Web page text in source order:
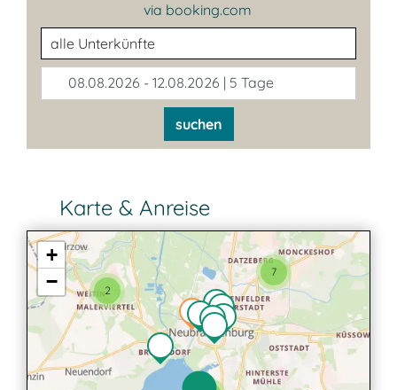
via booking.com
Unterkunftsart
08.08.2026 - 12.08.2026 | 5 Tage
suchen
Karte & Anreise
7
2
+
−